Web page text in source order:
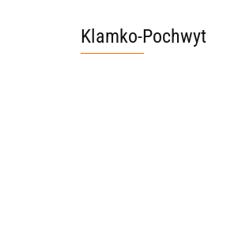
Klamko-Pochwyt